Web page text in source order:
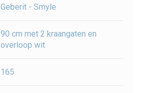
Geberit - Smyle
90 cm met 2 kraangaten en
overloop wit
165